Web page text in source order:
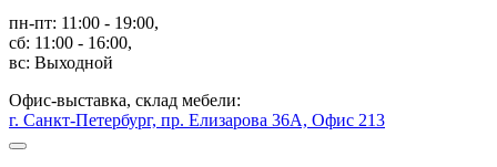
пн-пт: 11:00 - 19:00,
сб: 11:00 - 16:00,
вс: Выходной
Офис-выставка, склад мебели:
г. Санкт-Петербург, пр. Елизарова 36А, Офис 213